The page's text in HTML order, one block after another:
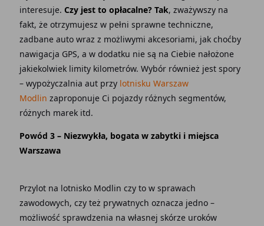
interesuje. Czy jest to opłacalne? Tak, zważywszy na
fakt, że otrzymujesz w pełni sprawne techniczne,
zadbane auto wraz z możliwymi akcesoriami, jak choćby
nawigacja GPS, a w dodatku nie są na Ciebie nałożone
jakiekolwiek limity kilometrów. Wybór również jest spory
– wypożyczalnia aut przy lotnisku Warszaw
Modlin zaproponuje Ci pojazdy różnych segmentów,
różnych marek itd.
Powód 3 – Niezwykła, bogata w zabytki i miejsca
Warszawa
Przylot na lotnisko Modlin czy to w sprawach
zawodowych, czy też prywatnych oznacza jedno –
możliwość sprawdzenia na własnej skórze uroków